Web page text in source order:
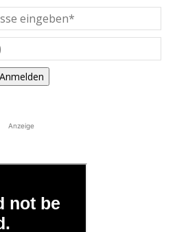
Anmelden
Anzeige